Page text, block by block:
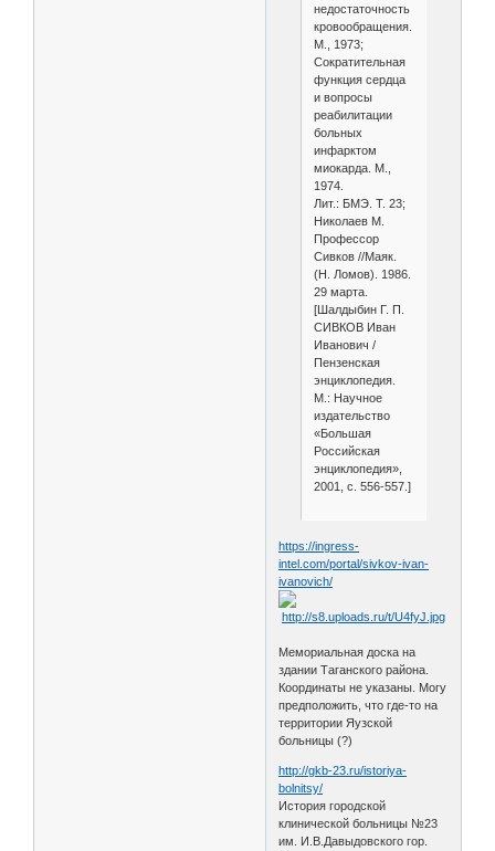
недостаточность
кровообращения.
М., 1973;
Сократительная
функция сердца
и вопросы
реабилитации
больных
инфарктом
миокарда. М.,
1974.
Лит.: БМЭ. Т. 23;
Николаев М.
Профессор
Сивков //Маяк.
(Н. Ломов). 1986.
29 марта.
[Шалдыбин Г. П.
СИВКОВ Иван
Иванович /
Пензенская
энциклопедия.
М.: Научное
издательство
«Большая
Российская
энциклопедия»,
2001, с. 556-557.]
https://ingress-
intel.com/portal/sivkov-ivan-
ivanovich/
Мемориальная доска на
здании Таганского района.
Координаты не указаны. Могу
предположить, что где-то на
территории Яузской
больницы (?)
http://gkb-23.ru/istoriya-
bolnitsy/
История городской
клинической больницы №23
им. И.В.Давыдовского гор.